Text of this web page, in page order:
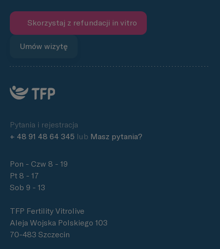
Skorzystaj z refundacji in vitro
Umów wizytę
Pytania i rejestracja
+ 48 91 48 64 345 lub Masz pytania?
Pon - Czw 8 - 19
Pt 8 - 17
Sob 9 - 13
TFP Fertility Vitrolive
Aleja Wojska Polskiego 103
70-483 Szczecin